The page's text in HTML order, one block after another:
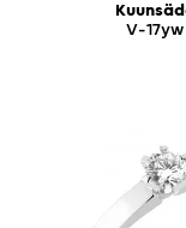
V-17yw